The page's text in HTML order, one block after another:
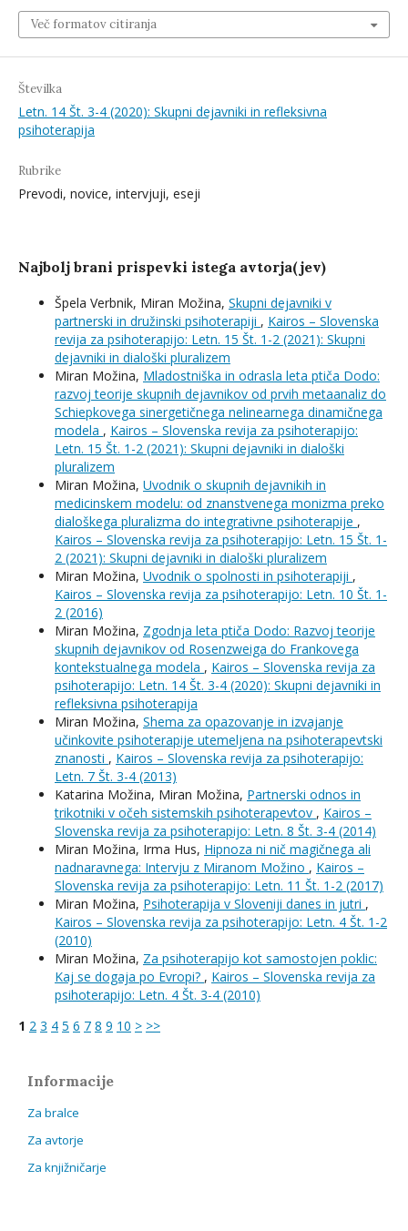
Več formatov citiranja
Številka
Letn. 14 Št. 3-4 (2020): Skupni dejavniki in refleksivna
psihoterapija
Rubrike
Prevodi, novice, intervjuji, eseji
Najbolj brani prispevki istega avtorja(jev)
Špela Verbnik, Miran Možina, Skupni dejavniki v
partnerski in družinski psihoterapiji , Kairos – Slovenska
revija za psihoterapijo: Letn. 15 Št. 1-2 (2021): Skupni
dejavniki in dialoški pluralizem
Miran Možina, Mladostniška in odrasla leta ptiča Dodo:
razvoj teorije skupnih dejavnikov od prvih metaanaliz do
Schiepkovega sinergetičnega nelinearnega dinamičnega
modela , Kairos – Slovenska revija za psihoterapijo:
Letn. 15 Št. 1-2 (2021): Skupni dejavniki in dialoški
pluralizem
Miran Možina, Uvodnik o skupnih dejavnikih in
medicinskem modelu: od znanstvenega monizma preko
dialoškega pluralizma do integrativne psihoterapije ,
Kairos – Slovenska revija za psihoterapijo: Letn. 15 Št. 1-
2 (2021): Skupni dejavniki in dialoški pluralizem
Miran Možina, Uvodnik o spolnosti in psihoterapiji ,
Kairos – Slovenska revija za psihoterapijo: Letn. 10 Št. 1-
2 (2016)
Miran Možina, Zgodnja leta ptiča Dodo: Razvoj teorije
skupnih dejavnikov od Rosenzweiga do Frankovega
kontekstualnega modela , Kairos – Slovenska revija za
psihoterapijo: Letn. 14 Št. 3-4 (2020): Skupni dejavniki in
refleksivna psihoterapija
Miran Možina, Shema za opazovanje in izvajanje
učinkovite psihoterapije utemeljena na psihoterapevtski
znanosti , Kairos – Slovenska revija za psihoterapijo:
Letn. 7 Št. 3-4 (2013)
Katarina Možina, Miran Možina, Partnerski odnos in
trikotniki v očeh sistemskih psihoterapevtov , Kairos –
Slovenska revija za psihoterapijo: Letn. 8 Št. 3-4 (2014)
Miran Možina, Irma Hus, Hipnoza ni nič magičnega ali
nadnaravnega: Intervju z Miranom Možino , Kairos –
Slovenska revija za psihoterapijo: Letn. 11 Št. 1-2 (2017)
Miran Možina, Psihoterapija v Sloveniji danes in jutri ,
Kairos – Slovenska revija za psihoterapijo: Letn. 4 Št. 1-2
(2010)
Miran Možina, Za psihoterapijo kot samostojen poklic:
Kaj se dogaja po Evropi? , Kairos – Slovenska revija za
psihoterapijo: Letn. 4 Št. 3-4 (2010)
1 2 3 4 5 6 7 8 9 10 > >>
Informacije
Za bralce
Za avtorje
Za knjižničarje